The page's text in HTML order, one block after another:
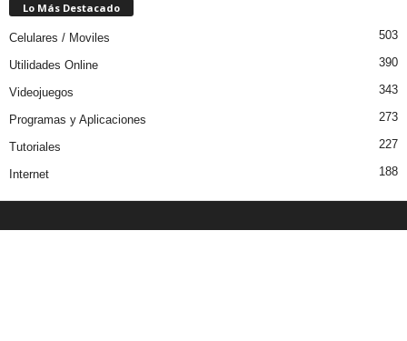
Lo Más Destacado
Celulares / Moviles 503
Utilidades Online 390
Videojuegos 343
Programas y Aplicaciones 273
Tutoriales 227
Internet 188